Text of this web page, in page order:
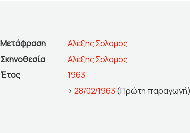
Μετάφραση
Αλέξης Σολομός
Σκηνοθεσία
Αλέξης Σολομός
Έτος
1963
> 28/02/1963 (Πρώτη παραγωγή)